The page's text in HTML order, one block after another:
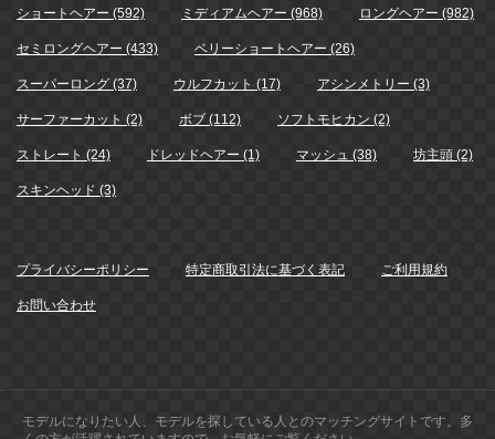
ショートヘアー (592) ミディアムヘアー (968) ロングヘアー (982)
セミロングヘアー (433) ベリーショートヘアー (26)
スーパーロング (37) ウルフカット (17) アシンメトリー (3)
サーファーカット (2) ボブ (112) ソフトモヒカン (2)
ストレート (24) ドレッドヘアー (1) マッシュ (38) 坊主頭 (2)
スキンヘッド (3)
プライバシーポリシー 特定商取引法に基づく表記 ご利用規約
お問い合わせ
モデルになりたい人、モデルを探している人とのマッチングサイトです。多